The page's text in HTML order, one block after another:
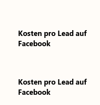
Kosten pro Lead auf
Facebook
Kosten pro Lead auf
Facebook